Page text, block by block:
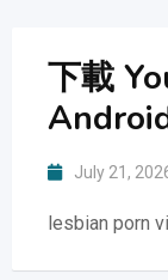
下載
July 21,
lesbian porn